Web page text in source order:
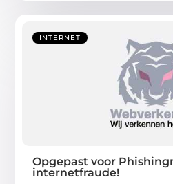
INTERNET
Opgepast voor
internetfraude!